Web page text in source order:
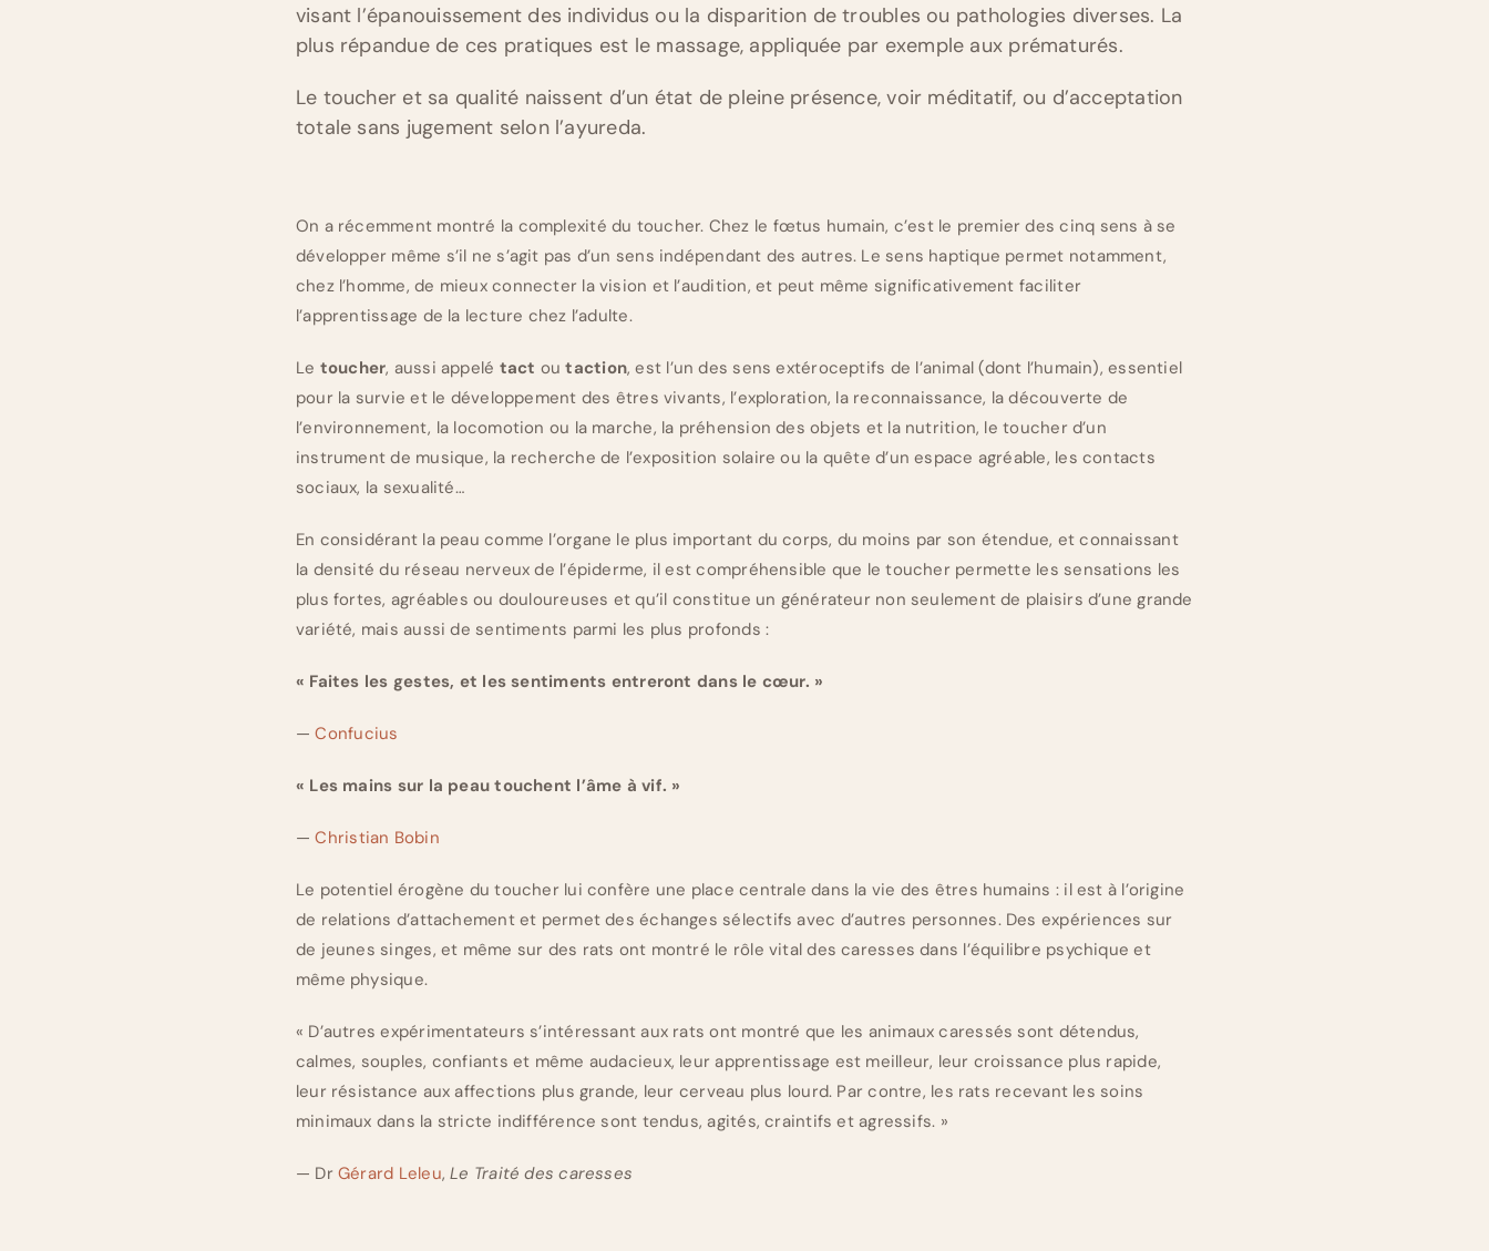
visant l’épanouissement des individus ou la disparition de troubles ou pathologies diverses. La
plus répandue de ces pratiques est le massage, appliquée par exemple aux prématurés.
Le toucher et sa qualité naissent d’un état de pleine présence, voir méditatif, ou d’acceptation
totale sans jugement selon l’ayureda.
On a récemment montré la complexité du toucher. Chez le fœtus humain, c’est le premier des cinq sens à se
développer même s’il ne s’agit pas d’un sens indépendant des autres. Le sens haptique permet notamment,
chez l’homme, de mieux connecter la vision et l’audition, et peut même significativement faciliter
l’apprentissage de la lecture chez l’adulte.
Le toucher, aussi appelé tact outaction, est l’un des sens extéroceptifs de l’animal (dont l’humain), essentiel
pour la survie et le développement des êtres vivants, l’exploration, la reconnaissance, la découverte de
l’environnement, la locomotion ou la marche, la préhension des objets et la nutrition, le toucher d’un
instrument de musique, la recherche de l’exposition solaire ou la quête d’un espace agréable, les contacts
sociaux, la sexualité…
En considérant la peau comme l’organe le plus important du corps, du moins par son étendue, et connaissant
la densité du réseau nerveux de l’épiderme, il est compréhensible que le toucher permette les sensations les
plus fortes, agréables ou douloureuses et qu’il constitue un générateur non seulement de plaisirs d’une grande
variété, mais aussi de sentiments parmi les plus profonds :
« Faites les gestes, et les sentiments entreront dans le cœur. »
—Confucius
« Les mains sur la peau touchent l’âme à vif. »
—Christian Bobin
Le potentiel érogène du toucher lui confère une place centrale dans la vie des êtres humains : il est à l’origine
de relations d’attachement et permet des échanges sélectifs avec d’autres personnes. Des expériences sur
de jeunes singes, et même sur des rats ont montré le rôle vital des caresses dans l’équilibre psychique et
même physique.
« D’autres expérimentateurs s’intéressant aux rats ont montré que les animaux caressés sont détendus,
calmes, souples, confiants et même audacieux, leur apprentissage est meilleur, leur croissance plus rapide,
leur résistance aux affections plus grande, leur cerveau plus lourd. Par contre, les rats recevant les soins
minimaux dans la stricte indifférence sont tendus, agités, craintifs et agressifs. »
— DrGérard Leleu,Le Traité des caresses